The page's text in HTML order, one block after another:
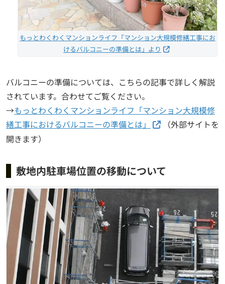
もっとわくわくマンションライフ「マンション大規模修繕工事にお
けるバルコニーの準備とは」より
バルコニーの準備については、こちらの記事で詳しく解説
されています。合わせてご覧ください。
→もっとわくわくマンションライフ「マンション大規模修
繕工事におけるバルコニーの準備とは」
（外部サイトを
開きます）
敷地内駐車場位置の移動について